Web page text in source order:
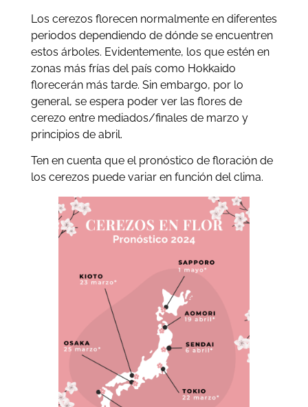
Los cerezos florecen normalmente en diferentes
periodos dependiendo de dónde se encuentren
estos árboles. Evidentemente, los que estén en
zonas más frías del país como Hokkaido
florecerán más tarde. Sin embargo, por lo
general, se espera poder ver las flores de
cerezo entre mediados/finales de marzo y
principios de abril.
Ten en cuenta que el pronóstico de floración de
los cerezos puede variar en función del clima.